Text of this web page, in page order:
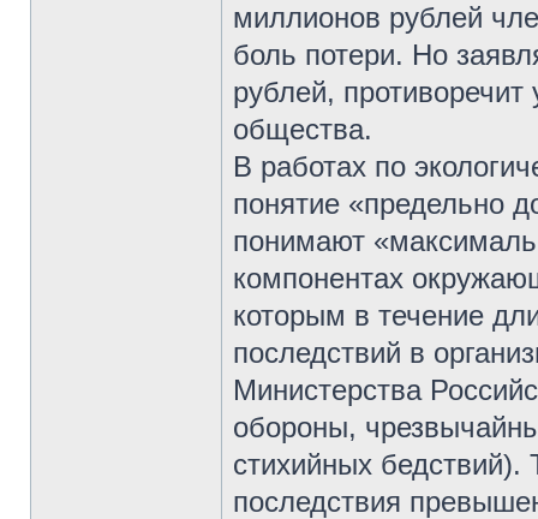
миллионов рублей
боль потери. Но
рублей, противоречит
общества.
В работах по
понятие «предельно
понимают
компонентах
которым в течение
последствий в
Министерства
обороны,
стихийных
последствия